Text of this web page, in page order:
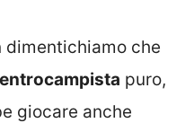
dimentichiamo che
puro,
giocare anche